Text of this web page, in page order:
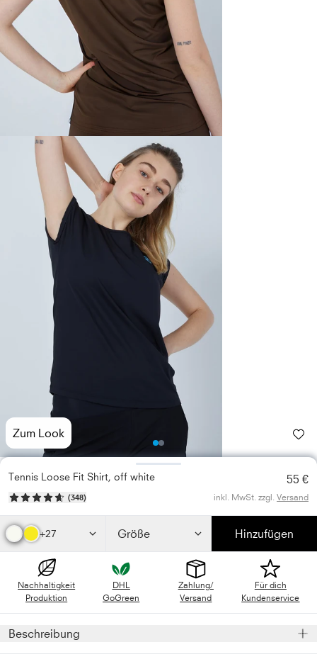
Zum Look
Photo1
Photo
Tennis Loose Fit Shirt, off white 55 €
(348) inkl. MwSt. zzgl. Versand
+27 Größe Hinzufügen
Nachhaltigkeit
Produktion
DHL
GoGreen
Zahlung/
Versand
Für dich
Kundenservice
Beschreibung
Das kurzärmlige, off whitefarbene Mädchen und Damen